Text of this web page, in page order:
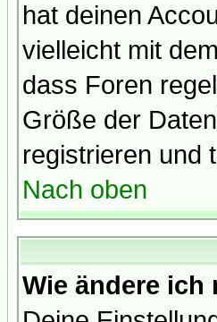
hat deinen
vielleicht mit
dass Foren
Größe der
registrieren und
Nach oben
Wie ändere ich